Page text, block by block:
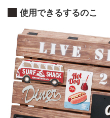
使用できるするのこ